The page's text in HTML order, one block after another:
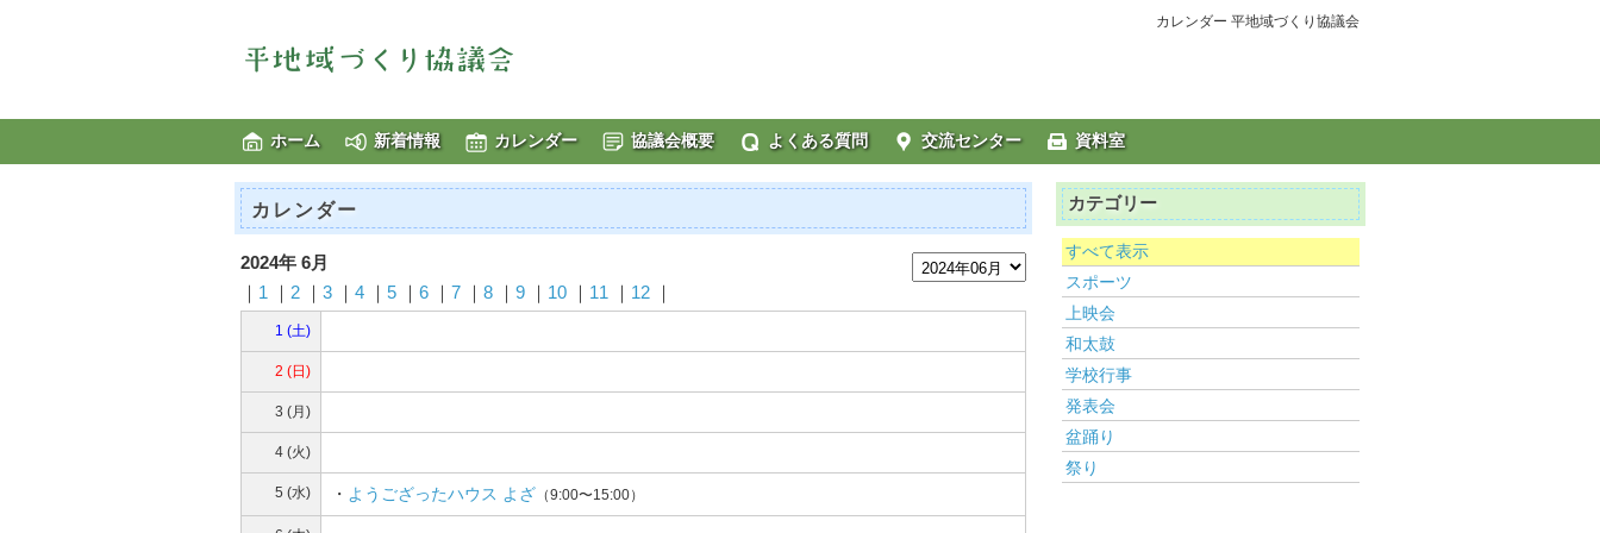
カレンダー 平地域づくり協議会
ホーム 新着情報 カレンダー 協議会概要 よくある質問 交流センター 資料室
カレンダー
2024年 6月
1 2 3 4 5 6 7 8 9 10 11 12
1 (土)
2 (日)
3 (月)
4 (火)
5 (水) ・ ようござったハウス よざ （9:00〜15:00）
カテゴリー
すべて表示
スポーツ
上映会
和太鼓
学校行事
発表会
盆踊り
祭り